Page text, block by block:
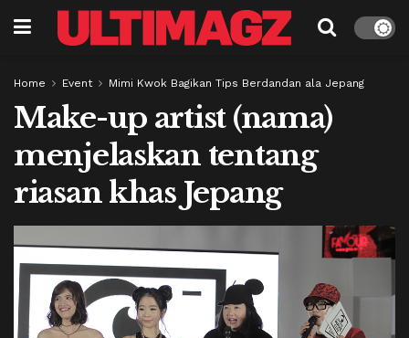
Home Event Mimi Kwok Bagikan Tips Berdandan ala Jepang
Make-up artist (nama)
menjelaskan tentang
riasan khas Jepang